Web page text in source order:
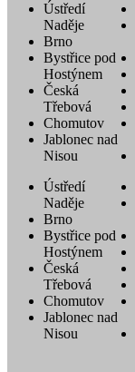
Ústředí
Naděje
Brno
Bystřice pod
Hostýnem
Česká
Třebová
Chomutov
Jablonec nad
Nisou
Ústředí
Naděje
Brno
Bystřice pod
Hostýnem
Česká
Třebová
Chomutov
Jablonec nad
Nisou